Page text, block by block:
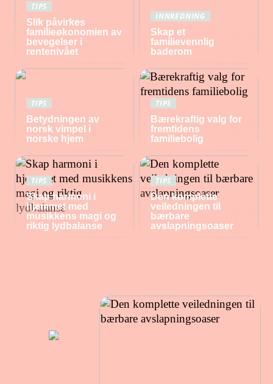
TIPS
Slik påvirkes
familieøkonomien av
bevegelser i
rentenivået
INNREDNING
Skap et
familievennlig
baderom
TIPS
Betydningen av
norsk vimpel i
norske hjem
TIPS
Bærekraftig valg for
fremtidens
familiebolig
TIPS
Skap harmoni i
hjemmet med
musikkens magi og
riktig lydbalanse
TIPS
Den komplette
veiledningen til
bærbare
avslapningsoaser